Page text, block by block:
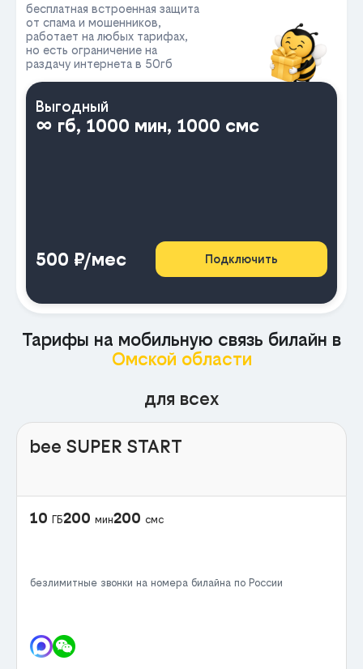
бесплатная встроенная защита
от спама и мошенников,
работает на любых тарифах,
но есть ограничение на
раздачу интернета в 50гб
Выгодный
∞ гб, 1000 мин, 1000 смс
500 ₽/мес Подключить
Тарифы на мобильную связь билайн в
Омской области
для всех
bee SUPER START
10 ГБ200 мин200 смс
безлимитные звонки на номера билайна по России